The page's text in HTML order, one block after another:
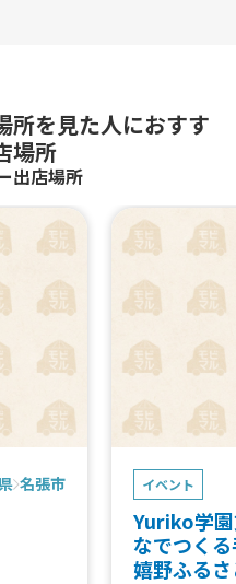
のフ
コーヒ
、ホ
トマシ
ドリ
クフ
、ホッ
パ
コライ
イス(か
ルク、
ーグル
コーヒ
ho
コモコ
添
ル、
所を見た人におすす
場所
出店場所
名張市 イベント
Yuriko学
なでつく
嬉野ふる